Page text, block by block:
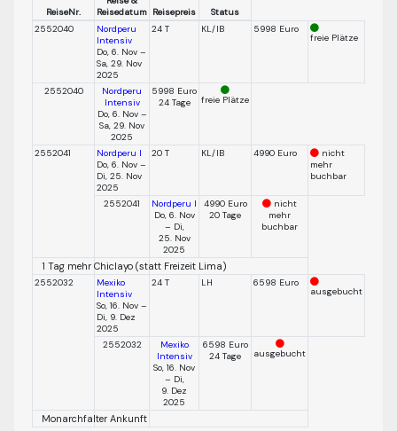
ReiseNr.
Reisedatum Reisepreis
Status
2552040
Nordperu
Intensiv
Do, 6. Nov –
Sa, 29. Nov
2025
24 T KL/IB 5998 Euro
freie Plätze
2552040
Nordperu
Intensiv
Do, 6. Nov –
Sa, 29. Nov
2025
5998 Euro
24 Tage
freie Plätze
2552041
Nordperu I
Do, 6. Nov –
Di, 25. Nov
2025
20 T KL/IB 4990 Euro
nicht
mehr
buchbar
2552041
Nordperu I
Do, 6. Nov
– Di,
25. Nov
2025
4990 Euro
20 Tage
nicht
mehr
buchbar
1 Tag mehr Chiclayo (statt Freizeit Lima)
2552032
Mexiko
Intensiv
So, 16. Nov –
Di, 9. Dez
2025
24 T LH 6598 Euro
ausgebucht
2552032
Mexiko
Intensiv
So, 16. Nov
– Di,
9. Dez
2025
6598 Euro
24 Tage
ausgebucht
Monarchfalter Ankunft